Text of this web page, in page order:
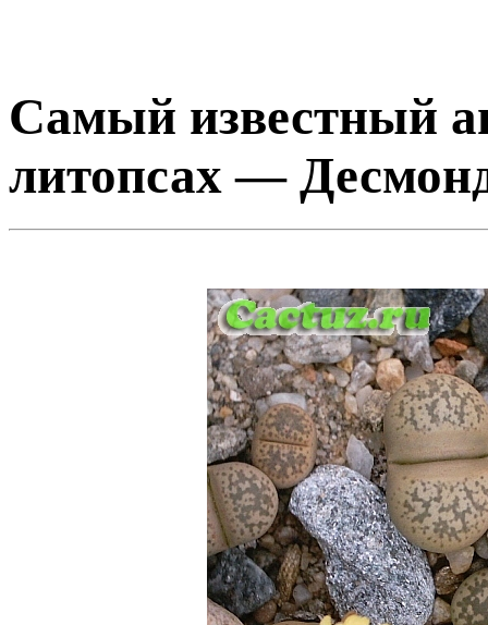
Самый известный
литопсах —